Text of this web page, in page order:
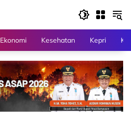
Ekonomi Kesehatan Kepri